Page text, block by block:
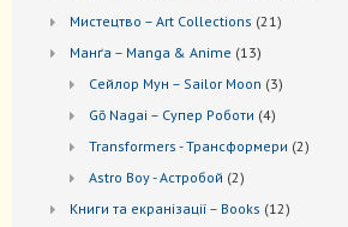
Мистецтво – Art Collections 21 21
Манґа – Manga & Anime 1313
Сейлор Мун – Sailor Moon 33
Gō Nagai – Супер Роботи 44
Transformers - Трансформери 22
Astro Boy - Астробой 22
Книги та екранізації – Books 1212